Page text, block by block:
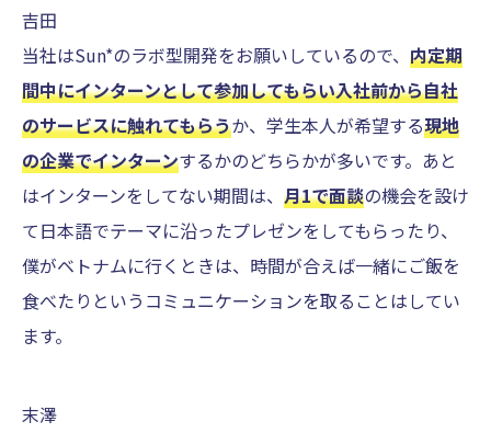
吉田
当社はSun*のラボ型開発をお願いしているので、 内定期
間中にインターンとして参加してもらい入社前から自社
のサービスに触れてもらうか、学生本人が希望する現地
の企業でインターンするかのどちらかが多いです。あと
はインターンをしてない期間は、 月1で面談の機会を設け
て日本語でテーマに沿ったプレゼンをしてもらったり、
僕がベトナムに行くときは、時間が合えば一緒にご飯を
食べたりというコミュニケーションを取ることはしてい
ます。
末澤